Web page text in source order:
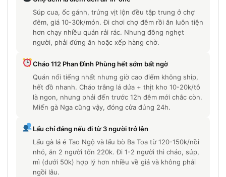
Súp cua, ốc gánh, trứng vịt lộn đều tập trung ở chợ
đêm, giá 10-30k/món. Đi chơi chợ đêm rồi ăn luôn tiện
hơn chạy nhiều quán rải rác. Nhưng đông nghẹt
người, phải đứng ăn hoặc xếp hàng chờ.
Cháo 112 Phan Đình Phùng hết sớm bất ngờ
Quán nổi tiếng nhất nhưng giờ cao điểm không ship,
hết đồ nhanh. Cháo trắng lá dứa + thịt kho 10-20k/tô
là ngon, nhưng phải đến trước 12h đêm mới chắc còn.
Miến gà Nga cũng vậy, đóng cửa đúng 24h.
Lẩu chỉ đáng nếu đi từ 3 người trở lên
Lẩu gà lá é Tao Ngộ và lẩu bò Ba Toa từ 120-150k/nồi
nhỏ, ăn 2 người tốn 220k. Đi 1-2 người thì cháo, súp,
mì (dưới 50k) hợp lý hơn nhiều về giá và không phải
ngồi lâu.